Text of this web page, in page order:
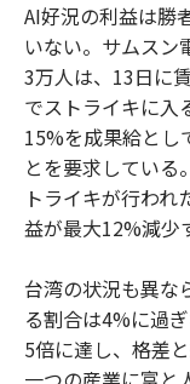
AI好況の利益は勝
いない。サムスン
3万人は、13日に
でストライキに入
15%を成果給とし
とを要求している
トライキが行わ
益が最大12%減少
台湾の状況も異な
る割合は4%に過
5倍に達し、格差